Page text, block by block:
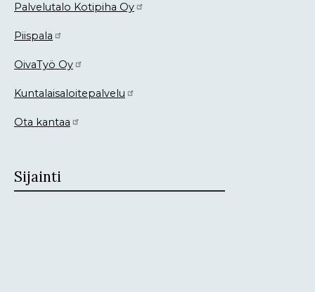
Palvelutalo Kotipiha Oy
Piispala
OivaTyö Oy
Kuntalaisaloitepalvelu
Ota kantaa
Sijainti